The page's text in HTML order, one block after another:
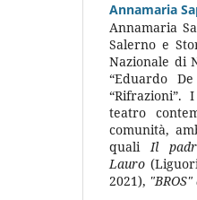
Annamaria
Annamaria
Salerno e
Nazionale di
“Eduardo
teatro
comunità,
qualiIl
Lauro
2021),